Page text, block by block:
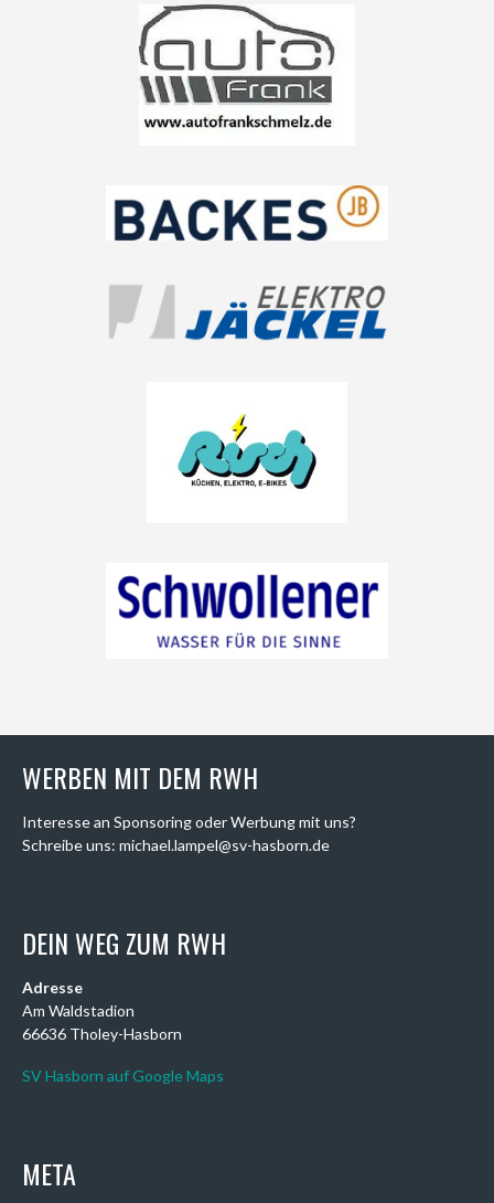
WERBEN MIT DEM RWH
Interesse an Sponsoring oder Werbung mit uns?
Schreibe uns: michael.lampel@sv-hasborn.de
DEIN WEG ZUM RWH
Adresse
Am Waldstadion
66636 Tholey-Hasborn
SV Hasborn auf Google Maps
META